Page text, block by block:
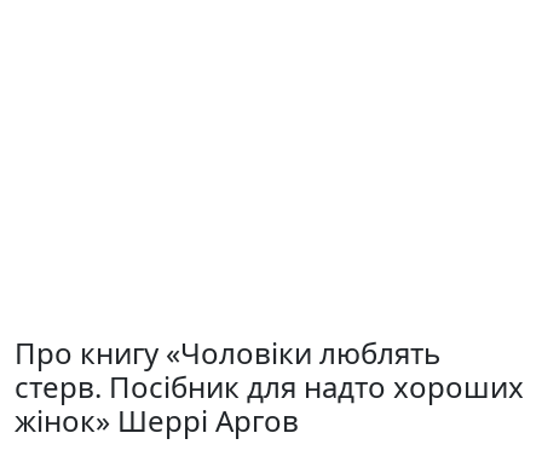
Про книгу «Чоловіки люблять
стерв. Посібник для надто хороших
жінок» Шеррі Аргов